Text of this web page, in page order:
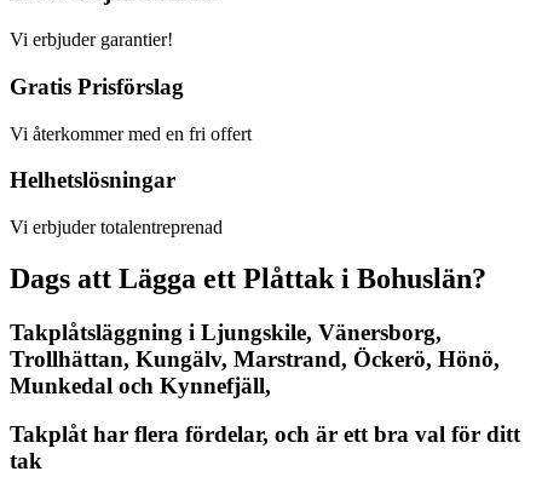
Vi erbjuder garantier!
Gratis Prisförslag
Vi återkommer med en fri offert
Helhetslösningar
Vi erbjuder totalentreprenad
Dags att Lägga ett Plåttak i Bohuslän?
Takplåtsläggning i Ljungskile, Vänersborg,
Trollhättan, Kungälv, Marstrand, Öckerö, Hönö,
Munkedal och Kynnefjäll,
Takplåt har flera fördelar, och är ett bra val för ditt
tak